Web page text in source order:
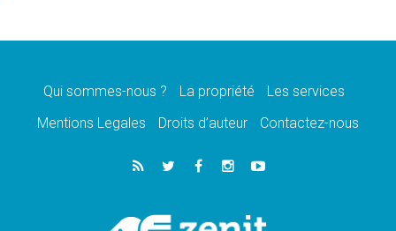
une signature»
Le programme du voyage apostolique du
Pape en France dévoilé
07.08.2026
1ère Conférence continentale sur l'éducation
Un logo symbolique pour la venue du Pape
Qui sommes-nous ? La propriété
Les services
Mentions Legales
Droits d’auteur Contactez-nous